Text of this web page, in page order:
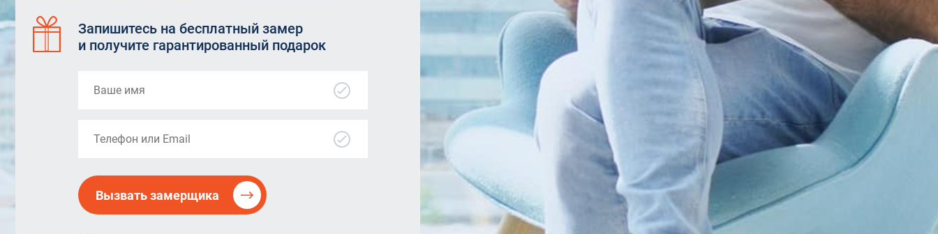
Запишитесь на бесплатный замер
и получите гарантированный подарок
Вызвать замерщика